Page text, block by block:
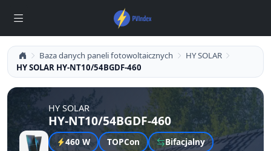
Baza danych paneli fotowoltaicznych
HY SOLAR
HY SOLAR HY-NT10/54BGDF-460
HY SOLAR
HY-NT10/54BGDF-460
460 W TOPCon Bifacjalny